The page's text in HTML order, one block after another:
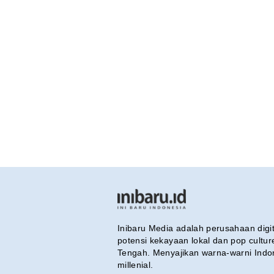
Inibaru Media adalah perusahaan
potensi kekayaan lokal dan pop
Tengah. Menyajikan warna-warni
millenial.